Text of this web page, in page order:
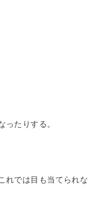
ったりする。
れでは目も当てられな